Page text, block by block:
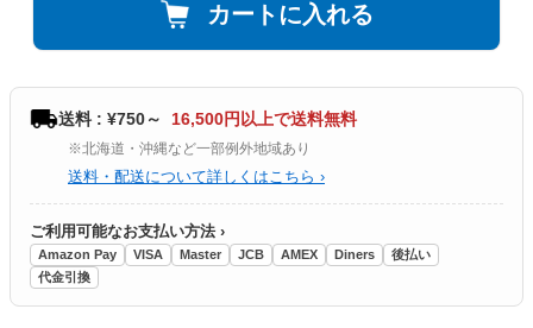
カートに入れる
送料 : ¥750～ 16,500円以上で送料無料
※北海道・沖縄など一部例外地域あり
送料・配送について詳しくはこちら ›
ご利用可能なお支払い方法 ›
Amazon Pay VISA Master JCB AMEX Diners
後払い
代金引換